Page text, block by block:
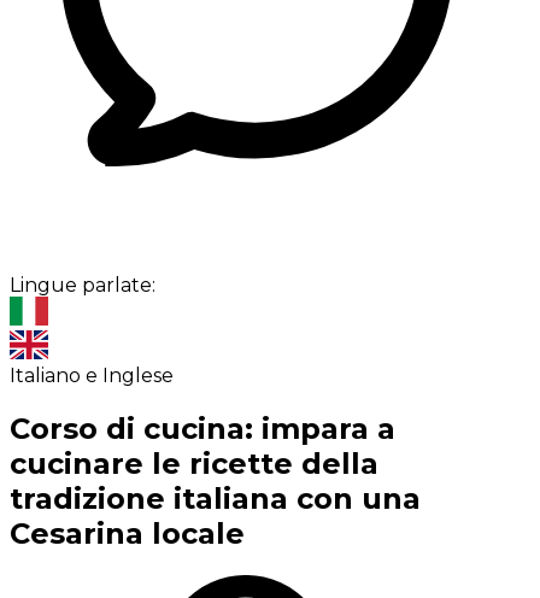
Lingue parlate:
Italiano e Inglese
Corso di cucina: impara a
cucinare le ricette della
tradizione italiana con una
Cesarina locale